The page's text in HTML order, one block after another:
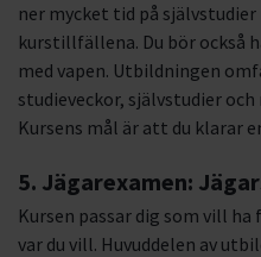
ner mycket tid på
kurstillfällena. Du bör också
med vapen. Utbildningen
studieveckor, självstudier
Kursens mål är att du klarar
5. Jägarexamen:
Kursen passar dig som vill
var du vill. Huvuddelen av